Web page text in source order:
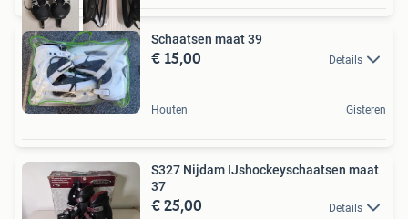
Schaatsen maat 39
€ 15,00 Details
Houten Gisteren
S327 Nijdam IJshockeyschaatsen maat
37
€ 25,00 Details